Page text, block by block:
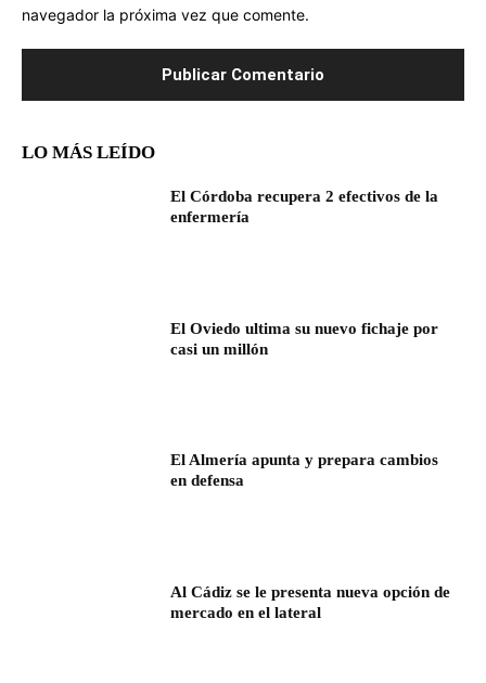
navegador la próxima vez que comente.
LO MÁS LEÍDO
El Córdoba recupera 2 efectivos de la
enfermería
El Oviedo ultima su nuevo fichaje por
casi un millón
El Almería apunta y prepara cambios
en defensa
Al Cádiz se le presenta nueva opción de
mercado en el lateral